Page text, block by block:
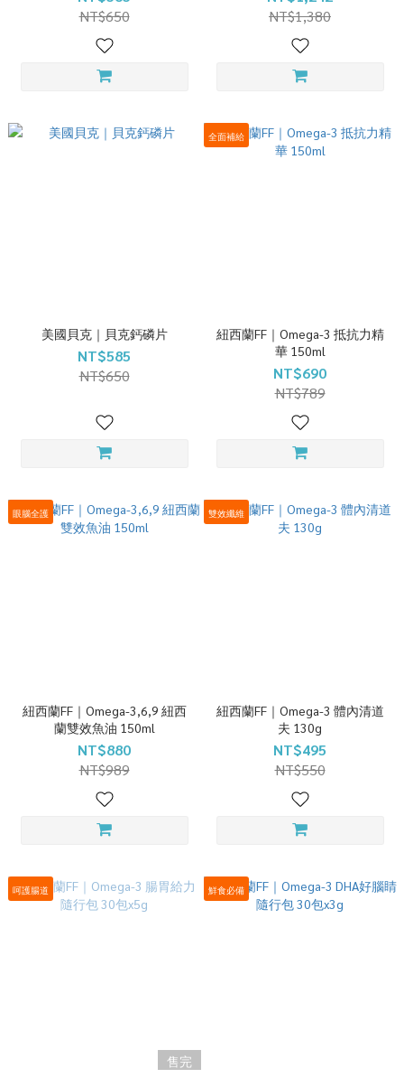
NT$650
NT$1,380
美國貝克｜貝克鈣磷片
NT$585
NT$650
全面補給
紐西蘭FF｜Omega-3 抵抗力精
華 150ml
NT$690
NT$789
眼腦全護
紐西蘭FF｜Omega-3,6,9 紐西
蘭雙效魚油 150ml
NT$880
NT$989
雙效纖維
紐西蘭FF｜Omega-3 體內清道
夫 130g
NT$495
NT$550
呵護腸道
售完
鮮食必備